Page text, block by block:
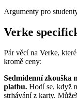
Argumenty pro
Verke
Pár věcí na Verke,
kromě ceny:
Sedmidenní zkouška
platbu. Hodí se, když
strhávání z karty.